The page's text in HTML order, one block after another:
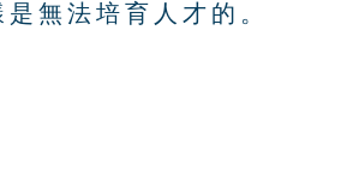
無法培育人才的。